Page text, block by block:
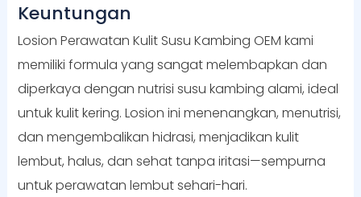
Keuntungan
Losion Perawatan Kulit Susu Kambing OEM kami
memiliki formula yang sangat melembapkan dan
diperkaya dengan nutrisi susu kambing alami, ideal
untuk kulit kering. Losion ini menenangkan, menutrisi,
dan mengembalikan hidrasi, menjadikan kulit
lembut, halus, dan sehat tanpa iritasi—sempurna
untuk perawatan lembut sehari-hari.